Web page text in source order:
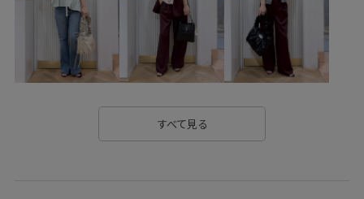
VIS_ceremony_2026 vis_okazakisae_may
vis_pickuptops vis_shikanoma VIS_smallsize
Vネック Wpickup_items Wshoes_pickup
お手入れしやすい
お気に入りアイテム_pickup きちんと感 きれいめ
すべて見る